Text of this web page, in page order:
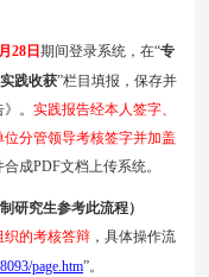
月 28 日 期间登录系统，在“专
实践收获”栏目填报，保存并
。 实践报告经本人签字、
位分管领导考核签字并加盖
合成PDF文档上传系统。
研究生参考此流程）
织的考核答辩 ， 具体操作流
page.htm”。